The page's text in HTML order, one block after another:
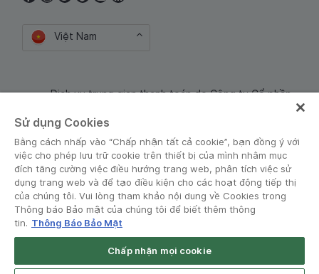
Việt Nam
Dịch vụ trung gian thanh toán do Công ty Cổ phần
Điều khoản và Chính sách
Sử dụng Cookies
Bằng cách nhấp vào “Chấp nhận tất cả cookie”, bạn đồng ý với
việc cho phép lưu trữ cookie trên thiết bị của mình nhằm mục
đích tăng cường việc điều hướng trang web, phân tích việc sử
dụng trang web và để tạo điều kiện cho các hoạt động tiếp thị
của chúng tôi. Vui lòng tham khảo nội dung về Cookies trong
Thông báo Bảo mật của chúng tôi để biết thêm thông
tin. Thông Báo Bảo Mật
Chấp nhận mọi cookie